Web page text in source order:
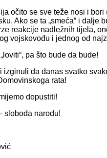
očito se sve teže nosi i
Ako se ta „smeća“ i dalje
reakcije nadležnih tijela,
vojskovođu i jednog od
pa što bude da bude!
izginuli da danas svatko
rata!
dopustiti!
sloboda narodu!